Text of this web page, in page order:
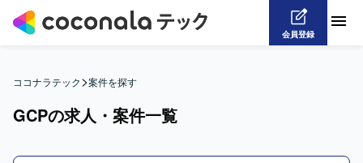
会員登録
ココナラテック>案件を探す
GCPの求人・案件一覧